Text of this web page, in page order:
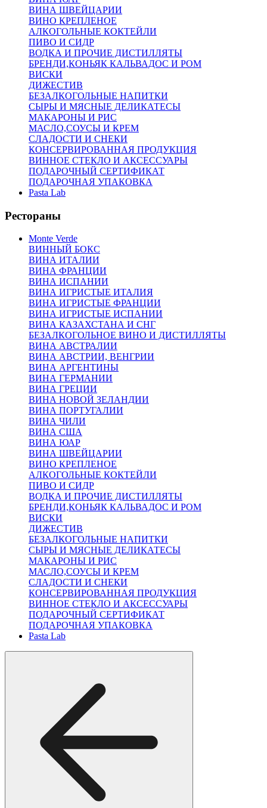
ВИНА ШВЕЙЦАРИИ
ВИНО КРЕПЛЕНОЕ
АЛКОГОЛЬНЫЕ КОКТЕЙЛИ
ПИВО И СИДР
ВОДКА И ПРОЧИЕ ДИСТИЛЛЯТЫ
БРЕНДИ,КОНЬЯК КАЛЬВАДОС И РОМ
ВИСКИ
ДИЖЕСТИВ
БЕЗАЛКОГОЛЬНЫЕ НАПИТКИ
СЫРЫ И МЯСНЫЕ ДЕЛИКАТЕСЫ
МАКАРОНЫ И РИС
МАСЛО,СОУСЫ И КРЕМ
СЛАДОСТИ И СНЕКИ
КОНСЕРВИРОВАННАЯ ПРОДУКЦИЯ
ВИННОЕ СТЕКЛО И АКСЕССУАРЫ
ПОДАРОЧНЫЙ СЕРТИФИКАТ
ПОДАРОЧНАЯ УПАКОВКА
Pasta Lab
Рестораны
Monte Verde
ВИННЫЙ БОКС
ВИНА ИТАЛИИ
ВИНА ФРАНЦИИ
ВИНА ИСПАНИИ
ВИНА ИГРИСТЫЕ ИТАЛИЯ
ВИНА ИГРИСТЫЕ ФРАНЦИИ
ВИНА ИГРИСТЫЕ ИСПАНИИ
ВИНА КАЗАХСТАНА И СНГ
БЕЗАЛКОГОЛЬНОЕ ВИНО И ДИСТИЛЛЯТЫ
ВИНА АВСТРАЛИИ
ВИНА АВСТРИИ, ВЕНГРИИ
ВИНА АРГЕНТИНЫ
ВИНА ГЕРМАНИИ
ВИНА ГРЕЦИИ
ВИНА НОВОЙ ЗЕЛАНДИИ
ВИНА ПОРТУГАЛИИ
ВИНА ЧИЛИ
ВИНА США
ВИНА ЮАР
ВИНА ШВЕЙЦАРИИ
ВИНО КРЕПЛЕНОЕ
АЛКОГОЛЬНЫЕ КОКТЕЙЛИ
ПИВО И СИДР
ВОДКА И ПРОЧИЕ ДИСТИЛЛЯТЫ
БРЕНДИ,КОНЬЯК КАЛЬВАДОС И РОМ
ВИСКИ
ДИЖЕСТИВ
БЕЗАЛКОГОЛЬНЫЕ НАПИТКИ
СЫРЫ И МЯСНЫЕ ДЕЛИКАТЕСЫ
МАКАРОНЫ И РИС
МАСЛО,СОУСЫ И КРЕМ
СЛАДОСТИ И СНЕКИ
КОНСЕРВИРОВАННАЯ ПРОДУКЦИЯ
ВИННОЕ СТЕКЛО И АКСЕССУАРЫ
ПОДАРОЧНЫЙ СЕРТИФИКАТ
ПОДАРОЧНАЯ УПАКОВКА
Pasta Lab